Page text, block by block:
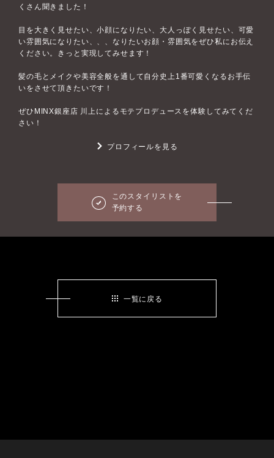
くさん聞きました！
目を大きく見せたい、小顔になりたい、大人っぽく見せたい、可愛
い雰囲気になりたい、、、なりたいお顔・雰囲気をぜひ私にお伝え
ください。きっと実現してみせます！
髪の毛とメイクや美容全般を通して自分史上1番可愛くなるお手伝
いをさせて頂きたいです！
ぜひMINX銀座店 川上によるモテプロデュースを体験してみてくだ
さい！
プロフィールを見る
このスタイリストを
予約する
一覧に戻る